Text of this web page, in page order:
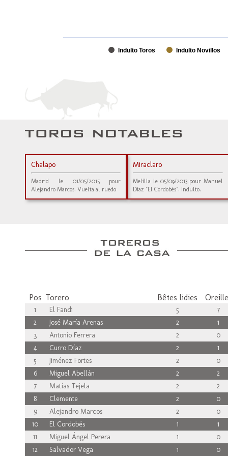
Indulto Toros Indulto Novillos
Chalapo
Madrid le 01/05/2015 pour
Alejandro Marcos. Vuelta al ruedo
Miraclaro
Melilla le 05/09/2013 pour Manuel
Díaz "El Cordobés". Indulto.
Pos Torero Bêtes lidies
1 El Fandi 5
7
2
José María Arenas 2
1
3
Antonio Ferrera 2
0
4
Curro Díaz 2
1
5
Jiménez Fortes 2
0
6
Miguel Abellán 2
2
7
Matías Tejela 2
2
8
Clemente 2
0
9
Alejandro Marcos 2
0
10
El Cordobés 1
1
11
Miguel Ángel Perera 1
0
12
Salvador Vega 1 0